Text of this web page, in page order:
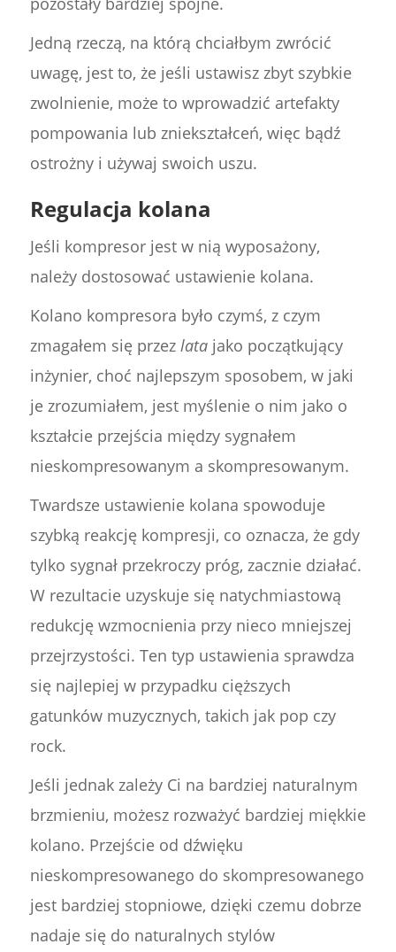
Jedną rzeczą, na którą chciałbym zwrócić
uwagę, jest to, że jeśli ustawisz zbyt szybkie
zwolnienie, może to wprowadzić artefakty
pompowania lub zniekształceń, więc bądź
ostrożny i używaj swoich uszu.
Regulacja kolana
Jeśli kompresor jest w nią wyposażony,
należy dostosować ustawienie kolana.
Kolano kompresora było czymś, z czym
zmagałem się przez latajako początkujący
inżynier, choć najlepszym sposobem, w jaki
je zrozumiałem, jest myślenie o nim jako o
kształcie przejścia między sygnałem
nieskompresowanym a skompresowanym.
Twardsze ustawienie kolana spowoduje
szybką reakcję kompresji, co oznacza, że gdy
tylko sygnał przekroczy próg, zacznie działać.
W rezultacie uzyskuje się natychmiastową
redukcję wzmocnienia przy nieco mniejszej
przejrzystości. Ten typ ustawienia sprawdza
się najlepiej w przypadku cięższych
gatunków muzycznych, takich jak pop czy
rock.
Jeśli jednak zależy Ci na bardziej naturalnym
brzmieniu, możesz rozważyć bardziej miękkie
kolano. Przejście od dźwięku
nieskompresowanego do skompresowanego
jest bardziej stopniowe, dzięki czemu dobrze
nadaje się do naturalnych stylów